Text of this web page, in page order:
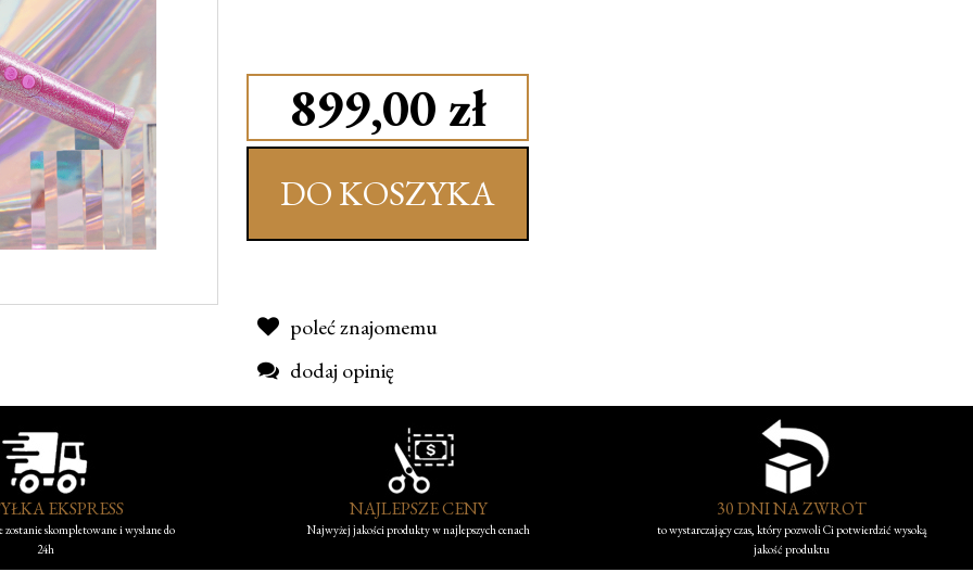
899,00 zł
DO KOSZYKA
poleć znajomemu
dodaj opinię
EKSPRESS
skompletowane i wysłane do
24h
NAJLEPSZE CENY
Najwyżej jakości produkty w najlepszych cenach
30 DNI NA ZWROT
to wystarczający czas, który pozwoli Ci potwierdzić wysoką
jakość produktu